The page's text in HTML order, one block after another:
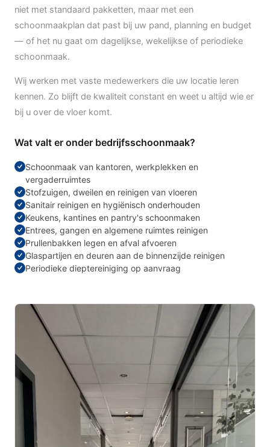
niet met standaard pakketten, maar met een
schoonmaakplan dat past bij uw pand, planning en budget
— of het nu gaat om dagelijkse, wekelijkse of periodieke
schoonmaak.
Wij werken met vaste medewerkers die uw locatie leren
kennen. Zo blijft de kwaliteit constant en weet u altijd wie er
bij u over de vloer komt.
Wat valt er onder bedrijfsschoonmaak?
Schoonmaak van kantoren, werkplekken en
vergaderruimtes
Stofzuigen, dweilen en reinigen van vloeren
Sanitair reinigen en hygiënisch onderhouden
Keukens, kantines en pantry's schoonmaken
Entrees, gangen en algemene ruimtes reinigen
Prullenbakken legen en afval afvoeren
Glaspartijen en deuren aan de binnenzijde reinigen
Periodieke dieptereiniging op aanvraag